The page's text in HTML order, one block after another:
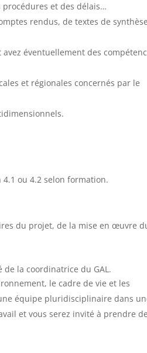
et des délais…
rendus, de textes de
avez éventuellement des
et régionales concernés par le
4.1 ou 4.2 selon formation.
du projet, de la mise en œuvre
la coordinatrice du GAL.
le cadre de vie et les
équipe pluridisciplinaire dans
et vous serez invité à prendre de